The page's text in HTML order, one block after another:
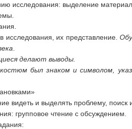
исследования: выделение
исследования, их представление.
делают выводы.
был знаком и символом,
видеть и выделять проблему,
групповое чтение с обсуждением.